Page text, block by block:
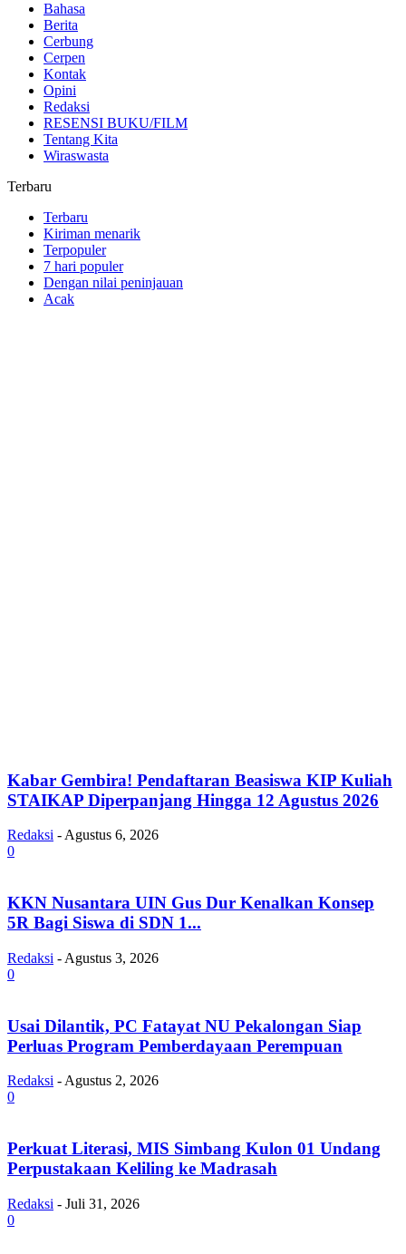
Bahasa
Berita
Cerbung
Cerpen
Kontak
Opini
Redaksi
RESENSI BUKU/FILM
Tentang Kita
Wiraswasta
Terbaru
Terbaru
Kiriman menarik
Terpopuler
7 hari populer
Dengan nilai peninjauan
Acak
Kabar Gembira! Pendaftaran Beasiswa KIP Kuliah
STAIKAP Diperpanjang Hingga 12 Agustus 2026
Redaksi -Agustus 6, 2026
0
KKN Nusantara UIN Gus Dur Kenalkan Konsep
5R Bagi Siswa di SDN 1...
Redaksi - Agustus 3, 2026
0
Usai Dilantik, PC Fatayat NU Pekalongan Siap
Perluas Program Pemberdayaan Perempuan
Redaksi - Agustus 2, 2026
0
Perkuat Literasi, MIS Simbang Kulon 01 Undang
Perpustakaan Keliling ke Madrasah
Redaksi - Juli 31, 2026
0